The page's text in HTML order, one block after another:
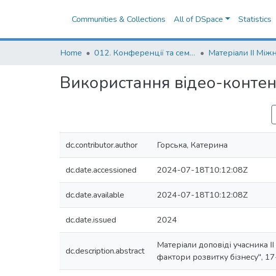
Communities & Collections All of DSpace Statistics
Home 012. Конференції та семінари НаУКМА
Використання відео-
dc.contributor.author Горська, Катерина
dc.date.accessioned 2024-07-18T10:12:08Z
dc.date.available 2024-07-18T10:12:08Z
dc.date.issued 2024
dc.description.abstract
Матеріали доповіді
фактори розвитку бізнесу",